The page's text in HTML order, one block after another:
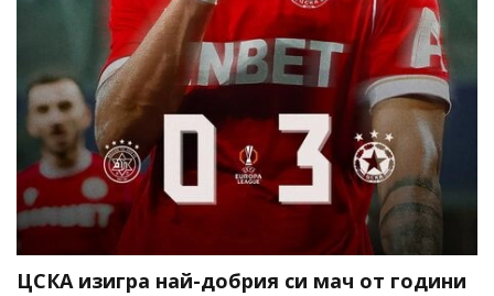
ЦСКА изигра най-добрия си мач от години